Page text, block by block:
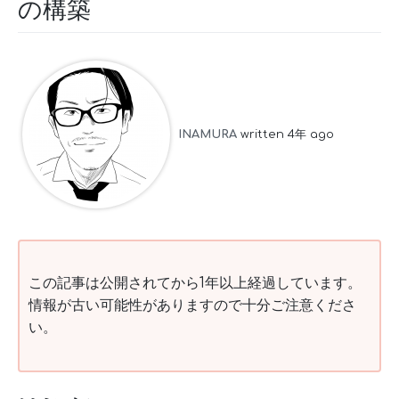
の構築
INAMURA written 4年 ago
この記事は公開されてから1年以上経過しています。
情報が古い可能性がありますので十分ご注意くださ
い。